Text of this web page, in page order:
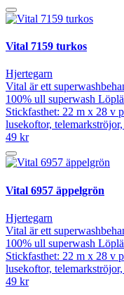
Vital 7159 turkos
Hjertegarn
Vital är ett
100% ull superwash
Stickfasthet: 22 m x 28 v
lusekoftor,
49 kr
Vital 6957 äppelgrön
Hjertegarn
Vital är ett
100% ull superwash
Stickfasthet: 22 m x 28 v
lusekoftor,
49 kr